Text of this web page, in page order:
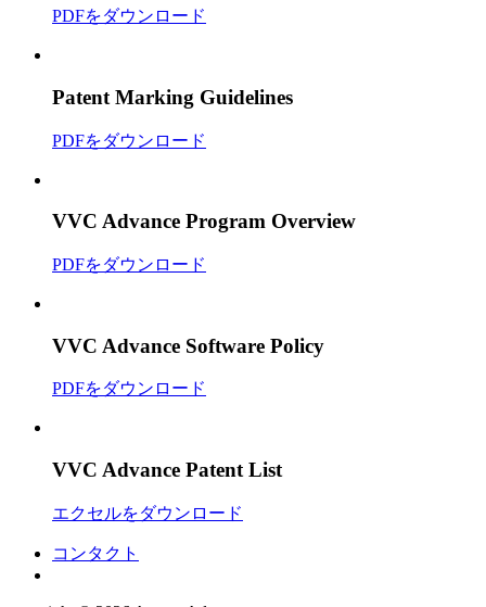
PDFをダウンロード
Patent Marking Guidelines
PDFをダウンロード
VVC Advance Program Overview
PDFをダウンロード
VVC Advance Software Policy
PDFをダウンロード
VVC Advance Patent List
エクセルをダウンロード
コンタクト